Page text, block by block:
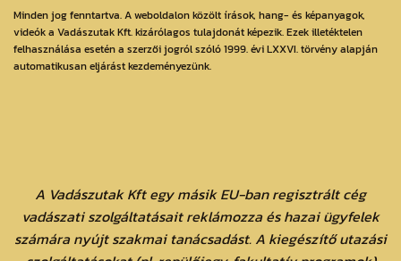
Minden jog fenntartva. A weboldalon közölt írások, hang- és képanyagok,
videók a Vadászutak Kft. kizárólagos tulajdonát képezik. Ezek illetéktelen
felhasználása esetén a szerzői jogról szóló 1999. évi LXXVI. törvény alapján
automatikusan eljárást kezdeményezünk.
A Vadászutak Kft egy másik EU-ban regisztrált cég
vadászati szolgáltatásait reklámozza és hazai ügyfelek
számára nyújt szakmai tanácsadást. A kiegészítő utazási